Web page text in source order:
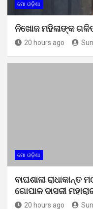
ମୋ ଓଡ଼ିଶା
ନିଖୋଜ ମହିଳାଙ୍କ
20 hours ago
ମୋ ଓଡ଼ିଶା
ବାଘଶାଳା
ଗୋପାଳ ଦାସଜୀ
20 hours ago